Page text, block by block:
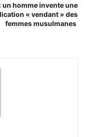
un homme invente une
« vendant » des
femmes musulmanes